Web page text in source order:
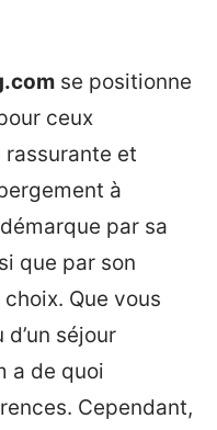
se positionne
ceux
et
à
par sa
que par son
Que vous
séjour
a de quoi
Cependant,